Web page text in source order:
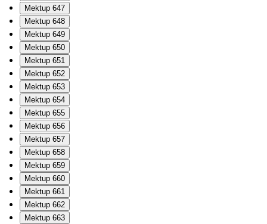
Mektup 647
Mektup 648
Mektup 649
Mektup 650
Mektup 651
Mektup 652
Mektup 653
Mektup 654
Mektup 655
Mektup 656
Mektup 657
Mektup 658
Mektup 659
Mektup 660
Mektup 661
Mektup 662
Mektup 663